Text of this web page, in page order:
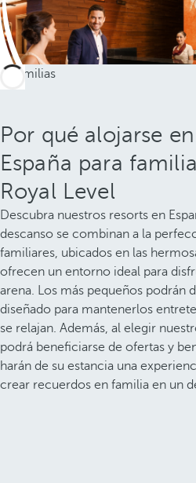
Por qué alojarse
España para
Royal Level
Descubra nuestros resorts en
descanso se combinan a la
familiares, ubicados en las
ofrecen un entorno ideal para
arena. Los más pequeños podrán
diseñado para mantenerlos
se relajan. Además, al elegir
podrá beneficiarse de ofertas y
harán de su estancia una
crear recuerdos en familia en un